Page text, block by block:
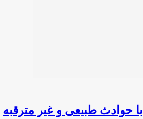
طبیعی و غیر مترقبه